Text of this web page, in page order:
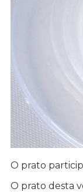
O prato
O prato desta